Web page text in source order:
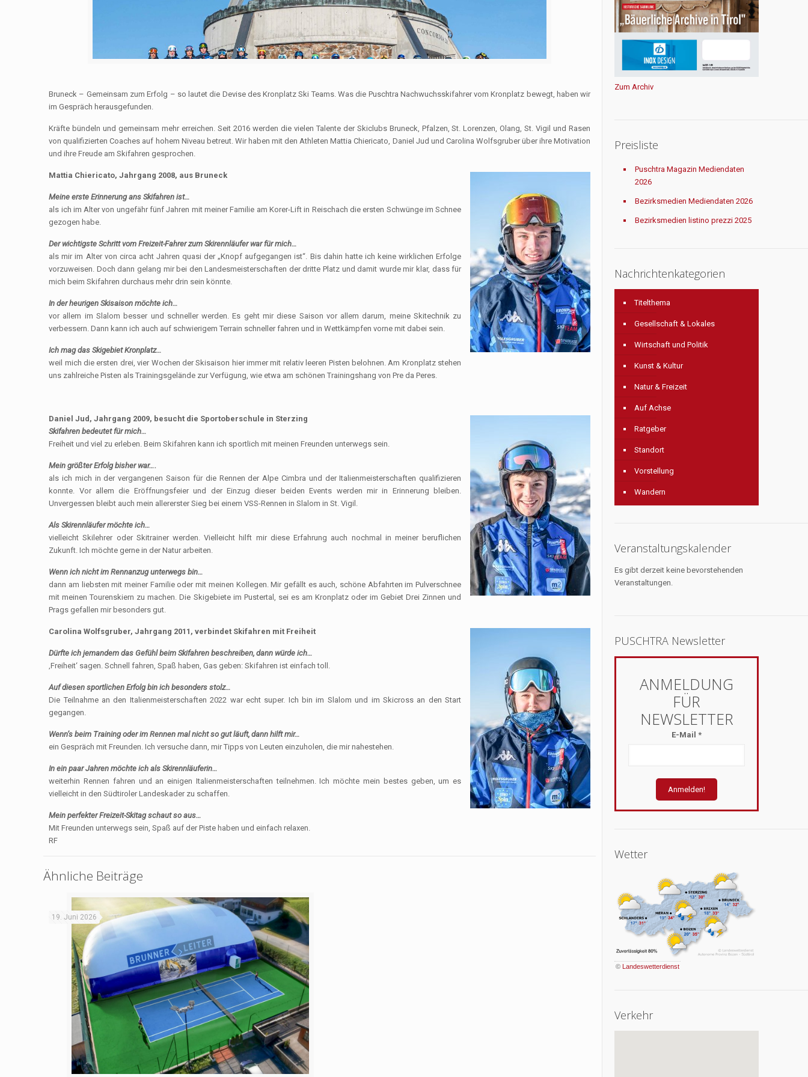
Bruneck – Gemeinsam zum Erfolg – so lautet die Devise des Kronplatz Ski Teams. Was die Puschtra Nachwuchsskifahrer vom Kronplatz bewegt, haben wir
im Gespräch herausgefunden.
Kräfte bündeln und gemeinsam mehr erreichen. Seit 2016 werden die vielen Talente der Skiclubs Bruneck, Pfalzen, St. Lorenzen, Olang, St. Vigil und Rasen
von qualifizierten Coaches auf hohem Niveau betreut. Wir haben mit den Athleten Mattia Chiericato, Daniel Jud und Carolina Wolfsgruber über ihre Motivation
und ihre Freude am Skifahren gesprochen.
Mattia Chiericato, Jahrgang 2008, aus Bruneck
Meine erste Erinnerung ans Skifahren ist…
als ich im Alter von ungefähr fünf Jahren mit meiner Familie am Korer-Lift in Reischach die ersten Schwünge im Schnee
gezogen habe.
Der wichtigste Schritt vom Freizeit-Fahrer zum Skirennläufer war für mich…
als mir im Alter von circa acht Jahren quasi der „Knopf aufgegangen ist“. Bis dahin hatte ich keine wirklichen Erfolge
vorzuweisen. Doch dann gelang mir bei den Landesmeisterschaften der dritte Platz und damit wurde mir klar, dass für
mich beim Skifahren durchaus mehr drin sein könnte.
In der heurigen Skisaison möchte ich…
vor allem im Slalom besser und schneller werden. Es geht mir diese Saison vor allem darum, meine Skitechnik zu
verbessern. Dann kann ich auch auf schwierigem Terrain schneller fahren und in Wettkämpfen vorne mit dabei sein.
Ich mag das Skigebiet Kronplatz…
weil mich die ersten drei, vier Wochen der Skisaison hier immer mit relativ leeren Pisten belohnen. Am Kronplatz stehen
uns zahlreiche Pisten als Trainingsgelände zur Verfügung, wie etwa am schönen Trainingshang von Pre da Peres.
Daniel Jud, Jahrgang 2009, besucht die Sportoberschule in Sterzing
Skifahren bedeutet für mich…
Freiheit und viel zu erleben. Beim Skifahren kann ich sportlich mit meinen Freunden unterwegs sein.
Mein größter Erfolg bisher war….
als ich mich in der vergangenen Saison für die Rennen der Alpe Cimbra und der Italienmeisterschaften qualifizieren
konnte. Vor allem die Eröffnungsfeier und der Einzug dieser beiden Events werden mir in Erinnerung bleiben.
Unvergessen bleibt auch mein allererster Sieg bei einem VSS-Rennen in Slalom in St. Vigil.
Als Skirennläufer möchte ich…
vielleicht Skilehrer oder Skitrainer werden. Vielleicht hilft mir diese Erfahrung auch nochmal in meiner beruflichen
Zukunft. Ich möchte gerne in der Natur arbeiten.
Wenn ich nicht im Rennanzug unterwegs bin…
dann am liebsten mit meiner Familie oder mit meinen Kollegen. Mir gefällt es auch, schöne Abfahrten im Pulverschnee
mit meinen Tourenskiern zu machen. Die Skigebiete im Pustertal, sei es am Kronplatz oder im Gebiet Drei Zinnen und
Prags gefallen mir besonders gut.
Carolina Wolfsgruber, Jahrgang 2011, verbindet Skifahren mit Freiheit
Dürfte ich jemandem das Gefühl beim Skifahren beschreiben, dann würde ich…
‚Freiheit‘ sagen. Schnell fahren, Spaß haben, Gas geben: Skifahren ist einfach toll.
Auf diesen sportlichen Erfolg bin ich besonders stolz…
Die Teilnahme an den Italienmeisterschaften 2022 war echt super. Ich bin im Slalom und im Skicross an den Start
gegangen.
Wenn’s beim Training oder im Rennen mal nicht so gut läuft, dann hilft mir…
ein Gespräch mit Freunden. Ich versuche dann, mir Tipps von Leuten einzuholen, die mir nahestehen.
In ein paar Jahren möchte ich als Skirennläuferin…
weiterhin Rennen fahren und an einigen Italienmeisterschaften teilnehmen. Ich möchte mein bestes geben, um es
vielleicht in den Südtiroler Landeskader zu schaffen.
Mein perfekter Freizeit-Skitag schaut so aus…
Mit Freunden unterwegs sein, Spaß auf der Piste haben und einfach relaxen.
RF
Ähnliche Beiträge
19. Juni 2026
Zum Archiv
Preisliste
Puschtra Magazin Mediendaten
2026
Bezirksmedien Mediendaten 2026
Bezirksmedien listino prezzi 2025
Nachrichtenkategorien
Titelthema
Gesellschaft & Lokales
Wirtschaft und Politik
Kunst & Kultur
Natur & Freizeit
Auf Achse
Ratgeber
Standort
Vorstellung
Wandern
Veranstaltungskalender
Es gibt derzeit keine bevorstehenden
Veranstaltungen.
PUSCHTRA Newsletter
E-Mail*
Wetter
© Landeswetterdienst
Verkehr